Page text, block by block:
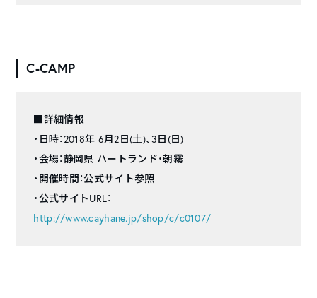
C-CAMP
■詳細情報
・日時：2018年 6月2日(土)、3日(日)
・会場：静岡県 ハートランド・朝霧
・開催時間：公式サイト参照
・公式サイトURL：
http://www.cayhane.jp/shop/c/c0107/